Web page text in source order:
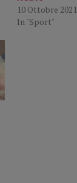
10 Ottobre 2021
In "Sport"